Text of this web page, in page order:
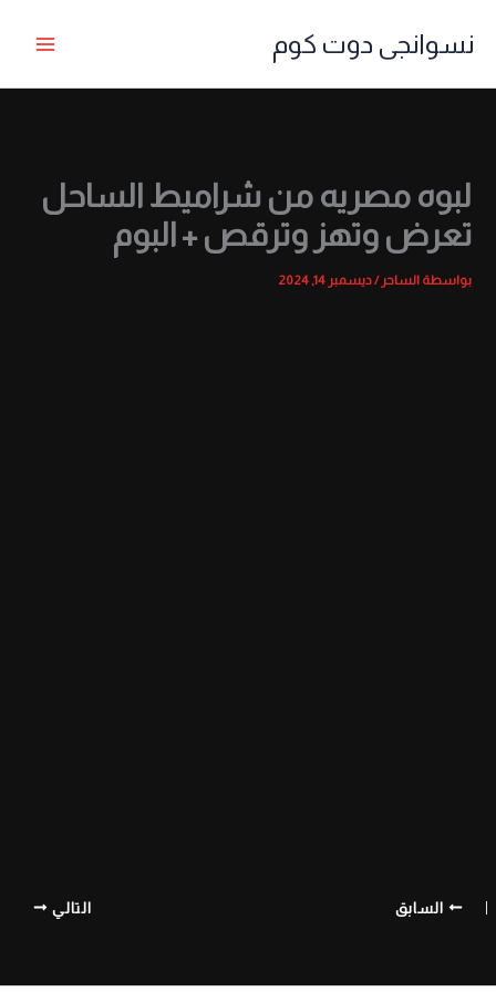
نسوانجى دوت كوم
لبوه مصريه من شراميط الساحل
تعرض وتهز وترقص + البوم
بواسطة الساحر/ديسمبر 14, 2024
السابق التالي